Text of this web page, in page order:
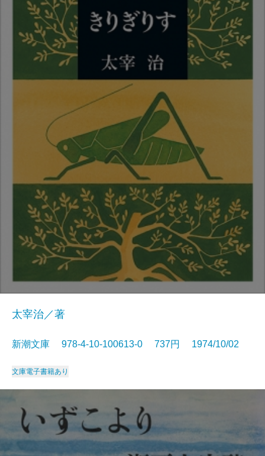
太宰治／著
新潮文庫 978-4-10-100613-0 737円 1974/10/02
文庫電子書籍あり